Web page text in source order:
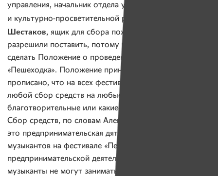
управления, начальник отдела учреждений культуры
и культурно-просветительной работы
Шестаков, ящик для сбора пожертвований не
разрешили поставить, потому что это не позволяет
сделать Положение о проведении фестиваля
«Пешеходка». Положение принято в этом году. В нем
прописано, что на всех фестивальных мероприятиях
любой сбор средств на любые цели — неважно,
благотворительные или какие-то другие — запрещен.
Сбор средств, по словам Александра Шестакова, —
это предпринимательская дятельность, а выступления
музыкантов на фестивале «Пешеходка» не относятся к
предпринимательской деятельности, следовательно,
музыканты не могут заниматься сбором средств.